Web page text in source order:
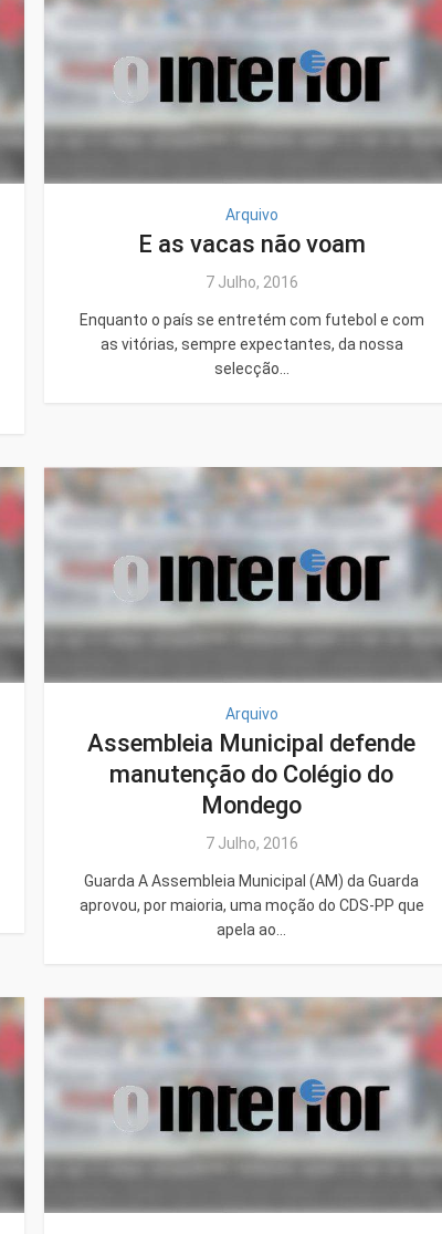
Arquivo
E as vacas não voam
7 Julho, 2016
Enquanto o país se entretém com futebol e com
as vitórias, sempre expectantes, da nossa
selecção...
Arquivo
Assembleia Municipal defende
manutenção do Colégio do
Mondego
7 Julho, 2016
Guarda A Assembleia Municipal (AM) da Guarda
aprovou, por maioria, uma moção do CDS-PP que
apela ao...